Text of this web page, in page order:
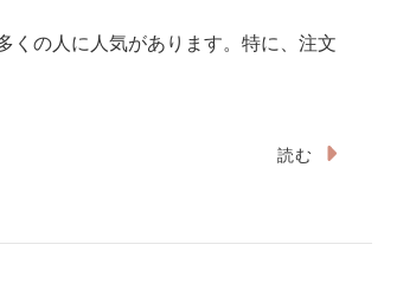
くの人に人気があります。特に、注文
読む